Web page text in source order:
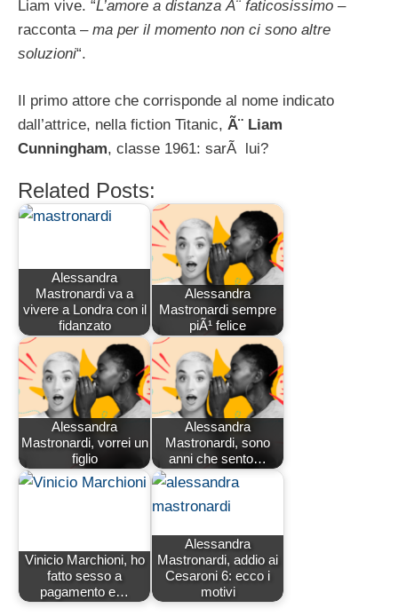
Liam vive. “L’amore a distanza Ã¨ faticosissimo –
racconta – ma per il momento non ci sono altre
soluzioni“.
Il primo attore che corrisponde al nome indicato
dall’attrice, nella fiction Titanic, Ã¨ Liam
Cunningham, classe 1961: sarÃ lui?
Related Posts:
Alessandra
Mastronardi va a
vivere a Londra con il
fidanzato
Alessandra
Mastronardi sempre
piÃ¹ felice
Alessandra
Mastronardi, vorrei un
figlio
Alessandra
Mastronardi, sono
anni che sento…
Vinicio Marchioni, ho
fatto sesso a
pagamento e…
Alessandra
Mastronardi, addio ai
Cesaroni 6: ecco i
motivi